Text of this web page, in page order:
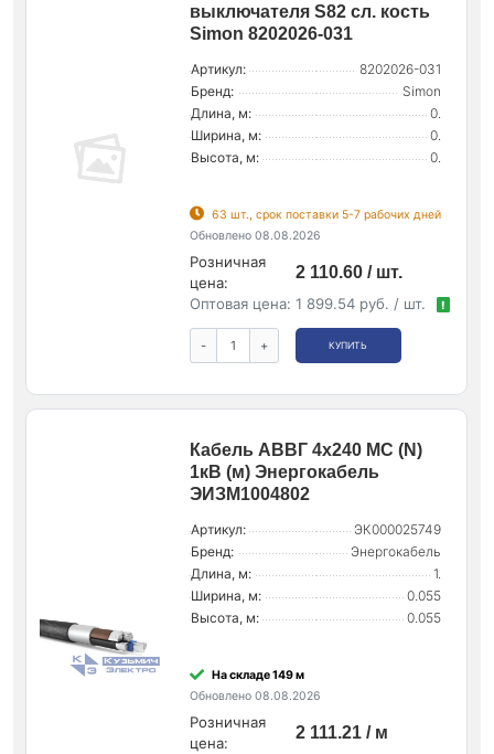
выключателя S82 сл. кость
Simon 8202026-031
Артикул:
8202026-031
Бренд:
Simon
Длина, м:
0.
Ширина, м:
0.
Высота, м:
0.
63 шт., срок поставки 5-7 рабочих дней
Обновлено 08.08.2026
Розничная
цена:
2 110.60 / шт.
Оптовая цена: 1 899.54 руб. / шт. !
- + КУПИТЬ
Кабель АВВГ 4х240 МС (N)
1кВ (м) Энергокабель
ЭИЗМ1004802
Артикул:
ЭК000025749
Бренд:
Энергокабель
Длина, м:
1.
Ширина, м:
0.055
Высота, м:
0.055
На складе 149 м
Обновлено 08.08.2026
Розничная
цена:
2 111.21 / м